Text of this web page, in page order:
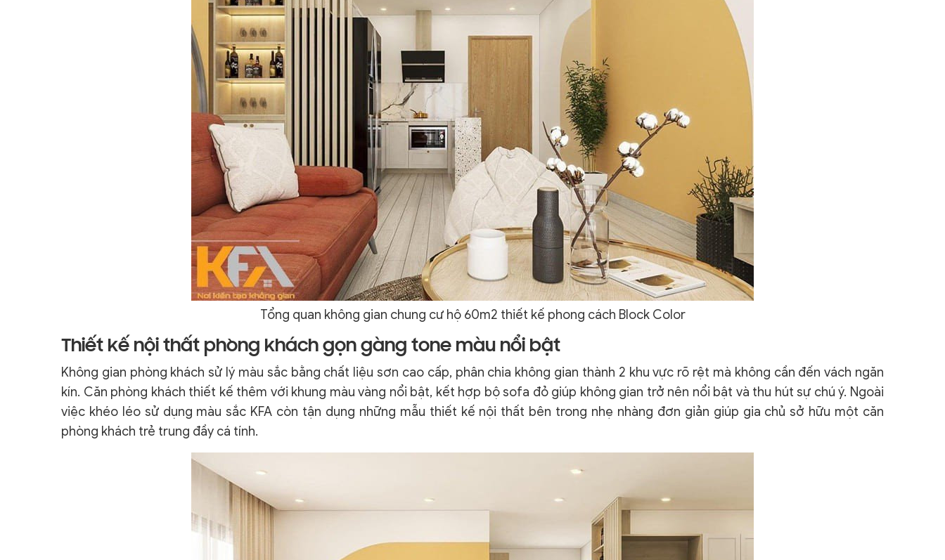
Tổng quan không gian chung cư hộ 60m2 thiết kế phong cách Block Color
Thiết kế nội thất phòng khách gọn gàng tone màu nổi bật
Không gian phòng khách sử lý màu sắc bằng chất liệu sơn cao cấp, phân chia không gian thành 2 khu vực rõ rệt mà không cần đến vách ngăn
kín. Căn phòng khách thiết kế thêm với khung màu vàng nổi bật, kết hợp bộ sofa đỏ giúp không gian trở nên nổi bật và thu hút sự chú ý. Ngoài
việc khéo léo sử dụng màu sắc KFA còn tận dụng những mẫu thiết kế nội thất bên trong nhẹ nhàng đơn giản giúp gia chủ sở hữu một căn
phòng khách trẻ trung đầy cá tính.